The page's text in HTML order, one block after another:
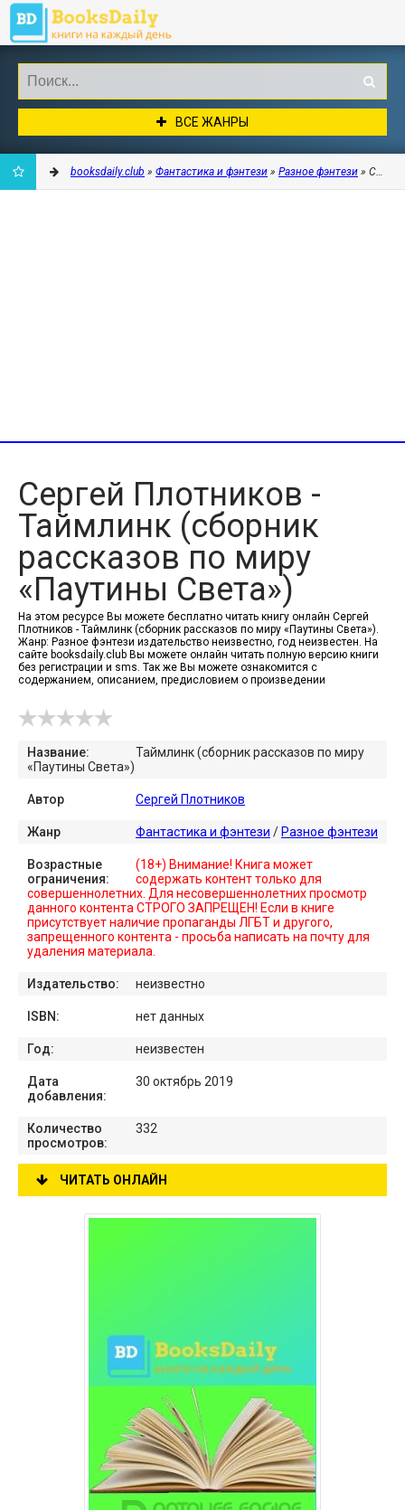
ВСЕ ЖАНРЫ
booksdaily.club » Фантастика и фэнтези » Разное фэнтези »
Сергей Плотников -
Таймлинк (сборник
рассказов по миру
«Паутины Света»)
На этом ресурсе Вы можете бесплатно читать книгу онлайн Сергей
Плотников - Таймлинк (сборник рассказов по миру «Паутины Света»).
Жанр: Разное фэнтези издательство неизвестно, год неизвестен. На
сайте booksdaily.club Вы можете онлайн читать полную версию книги
без регистрации и sms. Так же Вы можете ознакомится с
содержанием, описанием, предисловием о произведении
Название:
Таймлинк (сборник рассказов по миру
«Паутины Света»)
Автор Сергей Плотников
Жанр Фантастика и фэнтези / Разное фэнтези
Возрастные
ограничения:
(18+) Внимание! Книга может
содержать контент только для
совершеннолетних. Для несовершеннолетних просмотр
данного контента СТРОГО ЗАПРЕЩЕН! Если в книге
присутствует наличие пропаганды ЛГБТ и другого,
запрещенного контента - просьба написать на почту для
удаления материала.
Издательство: неизвестно
ISBN: нет данных
Год: неизвестен
Дата
добавления:
30 октябрь 2019
Количество
просмотров:
332
ЧИТАТЬ ОНЛАЙН